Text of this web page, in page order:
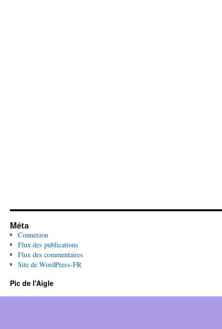
Méta
Connexion
Flux des publications
Flux des commentaires
Site de WordPress-FR
Pic de l'Aigle